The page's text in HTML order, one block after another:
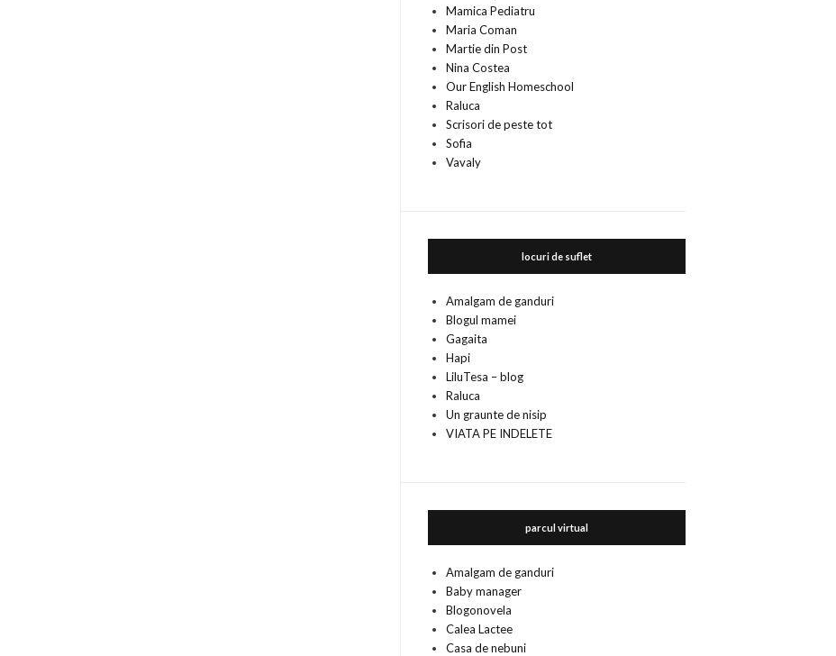
Mamica Pediatru
Maria Coman
Martie din Post
Nina Costea
Our English Homeschool
Raluca
Scrisori de peste tot
Sofia
Vavaly
locuri de suflet
Amalgam de ganduri
Blogul mamei
Gagaita
Hapi
LiluTesa – blog
Raluca
Un graunte de nisip
VIATA PE INDELETE
parcul virtual
Amalgam de ganduri
Baby manager
Blogonovela
Calea Lactee
Casa de nebuni